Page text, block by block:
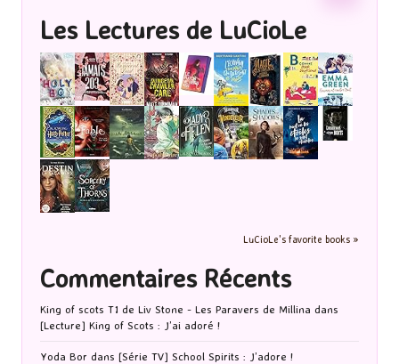
Les Lectures de LuCioLe
LuCioLe's favorite books »
Commentaires Récents
King of scots T1 de Liv Stone - Les Paravers de Millina dans
[Lecture] King of Scots : J’ai adoré !
Yoda Bor dans [Série TV] School Spirits : J’adore !